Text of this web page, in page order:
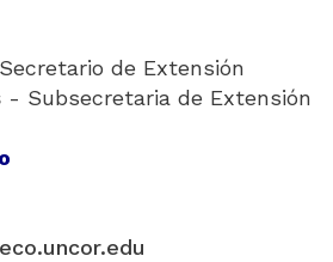
de Extensión
- Subsecretaria de Extensión